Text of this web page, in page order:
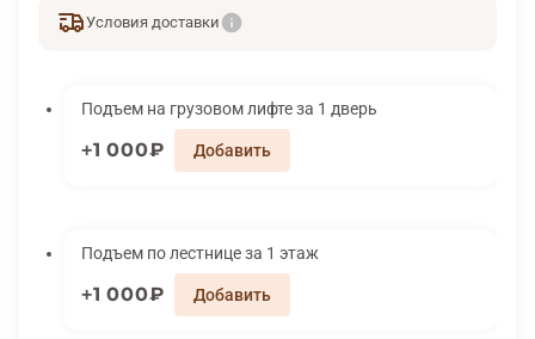
Условия доставки
Подъем на грузовом лифте за 1 дверь
1 000₽
Подъем по лестнице за 1 этаж
1 000₽